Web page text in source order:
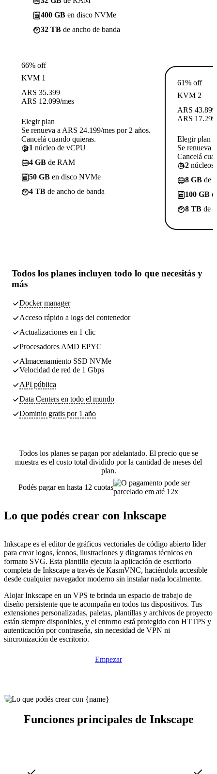
400 GB en disco NVMe
32 TB de ancho de banda
66% off
KVM 1
ARS 35.399
ARS 12.099/mes
Elegir plan
Se renueva a ARS 24.199/mes por 2 años.
Cancelá cuando quieras.
1 núcleo de vCPU
4 GB de RAM
50 GB en disco NVMe
4 TB de ancho de banda
61% off
KVM 2
ARS 43.899
ARS 17.299
Elegir plan
Se renueva
Cancelá
2 núcleos
8 GB de
100 GB
8 TB de
Todos los planes incluyen todo lo que necesitás y
más
Docker manager
Acceso rápido a logs del contenedor
Actualizaciones en 1 clic
Procesadores AMD EPYC
Almacenamiento SSD NVMe
Velocidad de red de 1 Gbps
API pública
Data Centers en todo el mundo
Dominio gratis por 1 año
Todos los planes se pagan por adelantado. El precio que se
muestra es el costo total dividido por la cantidad de meses del
plan.
Podés pagar en hasta 12 cuotas
Lo que podés crear con Inkscape
Inkscape es el editor de gráficos vectoriales de código abierto líder
para crear logos, íconos, ilustraciones y diagramas técnicos en
formato SVG. Esta plantilla ejecuta la aplicación de escritorio
completa de Inkscape a través de KasmVNC, haciéndola accesible
desde cualquier navegador moderno sin instalar nada localmente.
Alojar Inkscape en un VPS te brinda un espacio de trabajo de
diseño persistente que te acompaña en todos tus dispositivos. Tus
extensiones personalizadas, paletas, plantillas y archivos de proyecto
están siempre disponibles, y el entorno está protegido con HTTPS y
autenticación por contraseña, sin necesidad de VPN ni
sincronización de escritorio.
Empezar
Funciones principales de Inkscape